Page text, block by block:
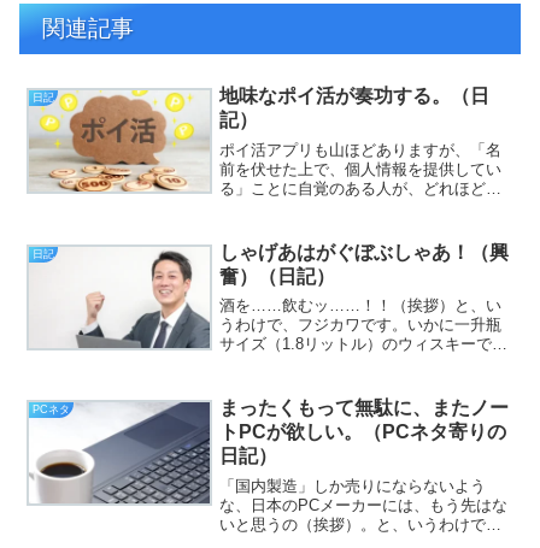
関連記事
日記
地味なポイ活が奏功する。（日
記）
ポイ活アプリも山ほどありますが、「名
前を伏せた上で、個人情報を提供してい
る」ことに自覚のある人が、どれほどい
す。ポイ活のためだけに、一時期、
TikTokに動画を投稿しよ...
日記
しゃげあはがぐぼぶしゃあ！（興
奮）（日記）
酒を……飲むッ……！！（挨拶）と、い
うわけで、フジカワです。いかに一升瓶
サイズ（1.8リットル）のウィスキーでは
皆様いかがお過ごしでしょうか。今日の
エントリは、「ｼｬ...
PCネタ
まったくもって無駄に、またノー
トPCが欲しい。（PCネタ寄りの
日記）
「国内製造」しか売りにならないよう
な、日本のPCメーカーには、もう先はな
いと思うの（挨拶）。と、いうわけで、